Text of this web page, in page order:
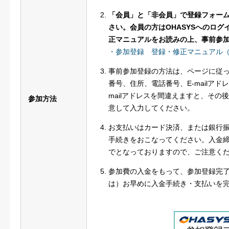
参加方法
「会員」と「非会員」で登録フォー
さい。会員の方はOHASYSへのログ
正マニュアルをお読みの上、事前参
・参加登録 登録・修正マニュアル
事前参加登録の方法は、ページに従
番号、住所、電話番号、E-mailアド
mailアドレスを間違えますと、その
意して入力してください。
お支払いはカード決済、または銀行
手続きをおこなってください。入金
でとなっておりますので、ご注意く
参加費の入金をもって、参加登録完
は）お早めに入金手続き・支払いを